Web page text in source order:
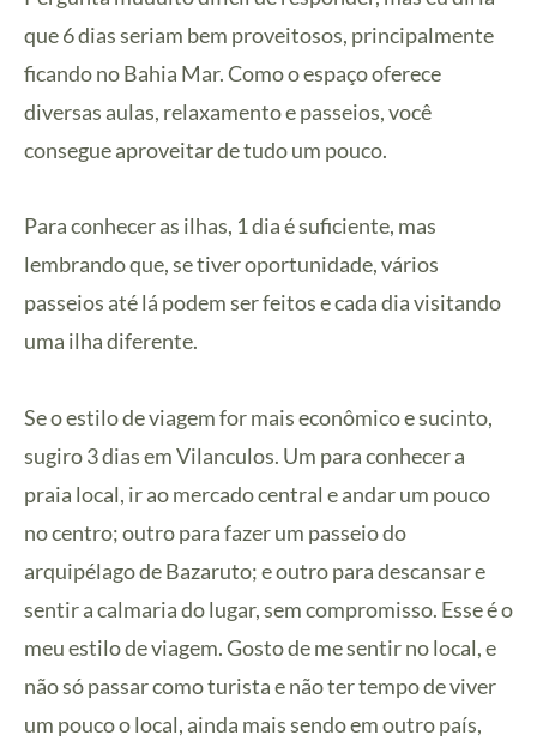
que 6 dias seriam bem proveitosos, principalmente
ficando no Bahia Mar. Como o espaço oferece
diversas aulas, relaxamento e passeios, você
consegue aproveitar de tudo um pouco.
Para conhecer as ilhas, 1 dia é suficiente, mas
lembrando que, se tiver oportunidade, vários
passeios até lá podem ser feitos e cada dia visitando
uma ilha diferente.
Se o estilo de viagem for mais econômico e sucinto,
sugiro 3 dias em Vilanculos. Um para conhecer a
praia local, ir ao mercado central e andar um pouco
no centro; outro para fazer um passeio do
arquipélago de Bazaruto; e outro para descansar e
sentir a calmaria do lugar, sem compromisso. Esse é o
meu estilo de viagem. Gosto de me sentir no local, e
não só passar como turista e não ter tempo de viver
um pouco o local, ainda mais sendo em outro país,